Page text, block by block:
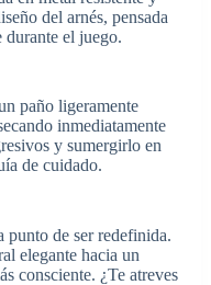
del arnés, pensada
durante el juego.
paño ligeramente
inmediatamente
y sumergirlo en
de cuidado.
punto de ser redefinida.
elegante hacia un
consciente. ¿Te atreves